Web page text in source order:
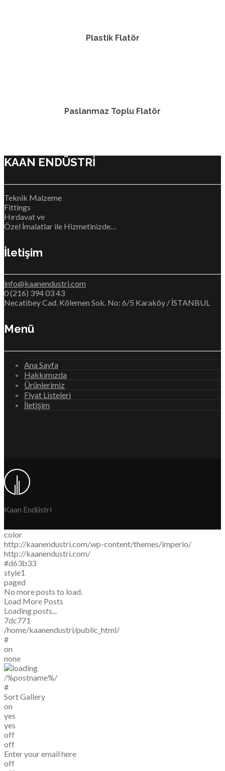
Plastik Flatör
Paslanmaz Toplu Flatör
KAAN ENDÜSTRİ
Teknik Malzeme
Fittings
Hırdavat ve
Özel İmalatlar ile Hizmetinizde…
İletişim
info@kaanendustri.com
0 (216) 394 03 43
Necatibey Cad. Kölemen Sok. No: 6/5 Karaköy / İSTANBUL
Menü
Ana Sayfa
Hakkımızda
Ürünlerimiz
Fiyat Listeleri
İletişim
Kaan Endüstri
color
http://kaanendustri.com/wp-content/themes/imperio/
http://kaanendustri.com/
#d63b33
style1
paged
No more posts to load.
Load More Posts
Loading posts...
7dc771
/home/kaanendustri/public_html/
#
on
none
/%postname%/
#
Sort Gallery
on
yes
yes
off
off
Enter your email here
off